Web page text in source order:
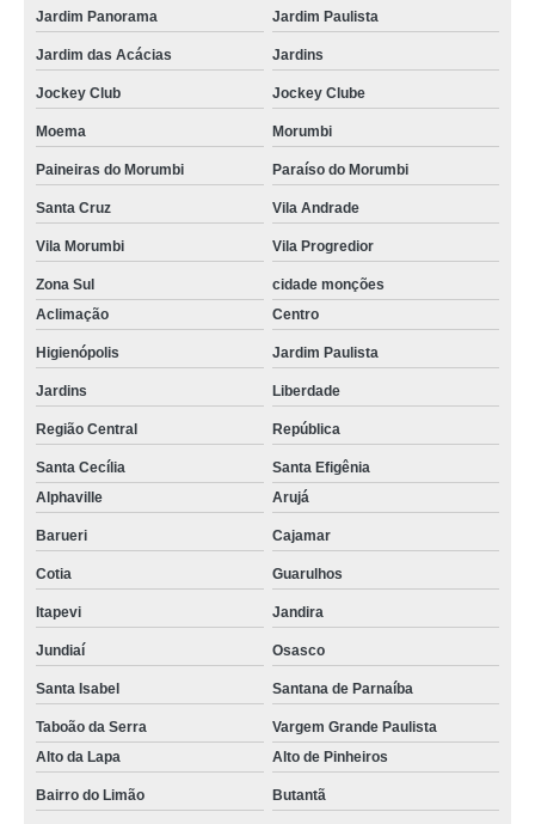
Jardim Panorama Jardim Paulista
Jardim das Acácias Jardins
Jockey Club Jockey Clube
Moema Morumbi
Paineiras do Morumbi Paraíso do Morumbi
Santa Cruz Vila Andrade
Vila Morumbi Vila Progredior
Zona Sul
cidade monções
Aclimação
Centro
Higienópolis Jardim Paulista
Jardins Liberdade
Região Central República
Santa Cecília
Santa Efigênia
Alphaville
Arujá
Barueri Cajamar
Cotia Guarulhos
Itapevi Jandira
Jundiaí Osasco
Santa Isabel Santana de Parnaíba
Taboão da Serra
Vargem Grande Paulista
Alto da Lapa
Alto de Pinheiros
Bairro do Limão Butantã